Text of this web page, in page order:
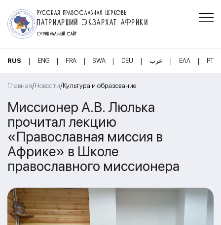
РУССКАЯ ПРАВОСЛАВНАЯ ЦЕРКОВЬ
ПАТРИАРШИЙ ЭКЗАРХАТ АФРИКИ
ОФИЦИАЛЬНЫЙ САЙТ
RUS | ENG | FRA | SWA | DEU | عرب | ΕΛΛ | PT
Главная/Новости/Культура и образование
Миссионер А.В. Люлька
прочитал лекцию
«Православная миссия в
Африке» в Школе
православного миссионера